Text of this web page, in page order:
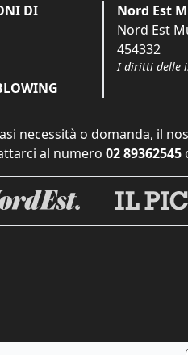
DI
Nord Est
Nord Est
454332
I diritti delle
necessità o domanda, il
al numero 02 89362545